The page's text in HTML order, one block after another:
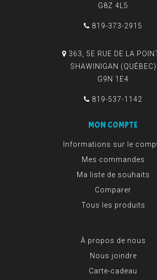
G8Z 4L5
819-373-2915
363, 5E RUE DE LA
SHAWINIGAN (QUÉBEC)
G9N 1E4
819-537-1142
MON COMPTE
Informations sur le
Mes commandes
Ma liste de souhaits
Comparer
Tous les produits
À propos de nous
Nous joindre
Carte-cadeau